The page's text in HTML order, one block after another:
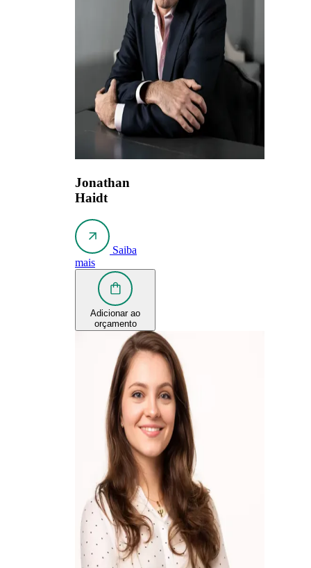
Jonathan
Haidt
Saiba
mais
Adicionar ao
orçamento